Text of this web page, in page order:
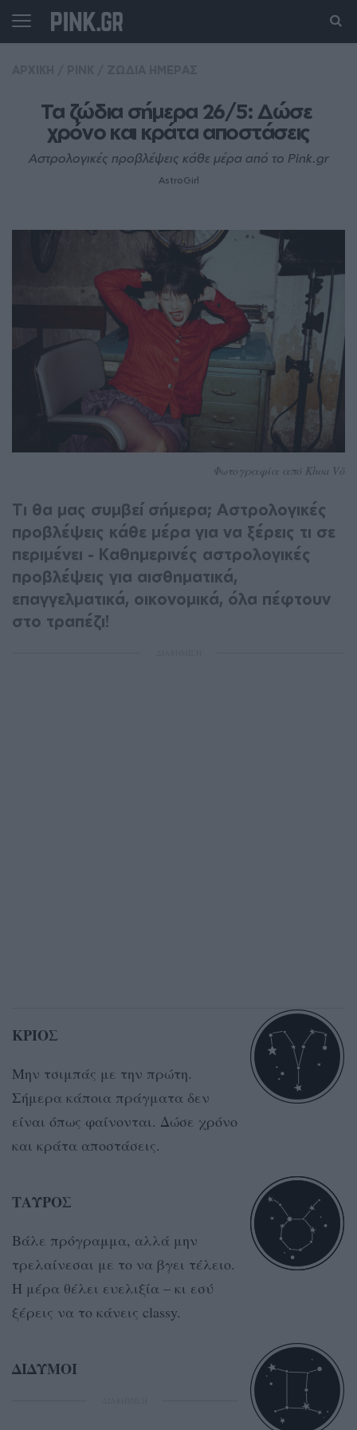
Τα ζώδια σήμερα 26/5: Δώσε
χρόνο και κράτα αποστάσεις
Αστρολογικές προβλέψεις κάθε μέρα από το Pink.gr
AstroGirl
Φωτογραφία από Khoa Võ
Τι θα μας συμβεί σήμερα; Αστρολογικές
προβλέψεις κάθε μέρα για να ξέρεις τι σε
περιμένει - Καθημερινές αστρολογικές
προβλέψεις για αισθηματικά,
επαγγελματικά, οικονομικά, όλα πέφτουν
στο τραπέζι!
ΚΡΙΟΣ
Μην τσιμπάς με την πρώτη.
Σήμερα κάποια πράγματα δεν
είναι όπως φαίνονται. Δώσε χρόνο
και κράτα αποστάσεις.
ΤΑΥΡΟΣ
Βάλε πρόγραμμα, αλλά μην
τρελαίνεσαι με το να βγει τέλειο.
Η μέρα θέλει ευελιξία – κι εσύ
ξέρεις να το κάνεις classy.
ΔΙΔΥΜΟΙ